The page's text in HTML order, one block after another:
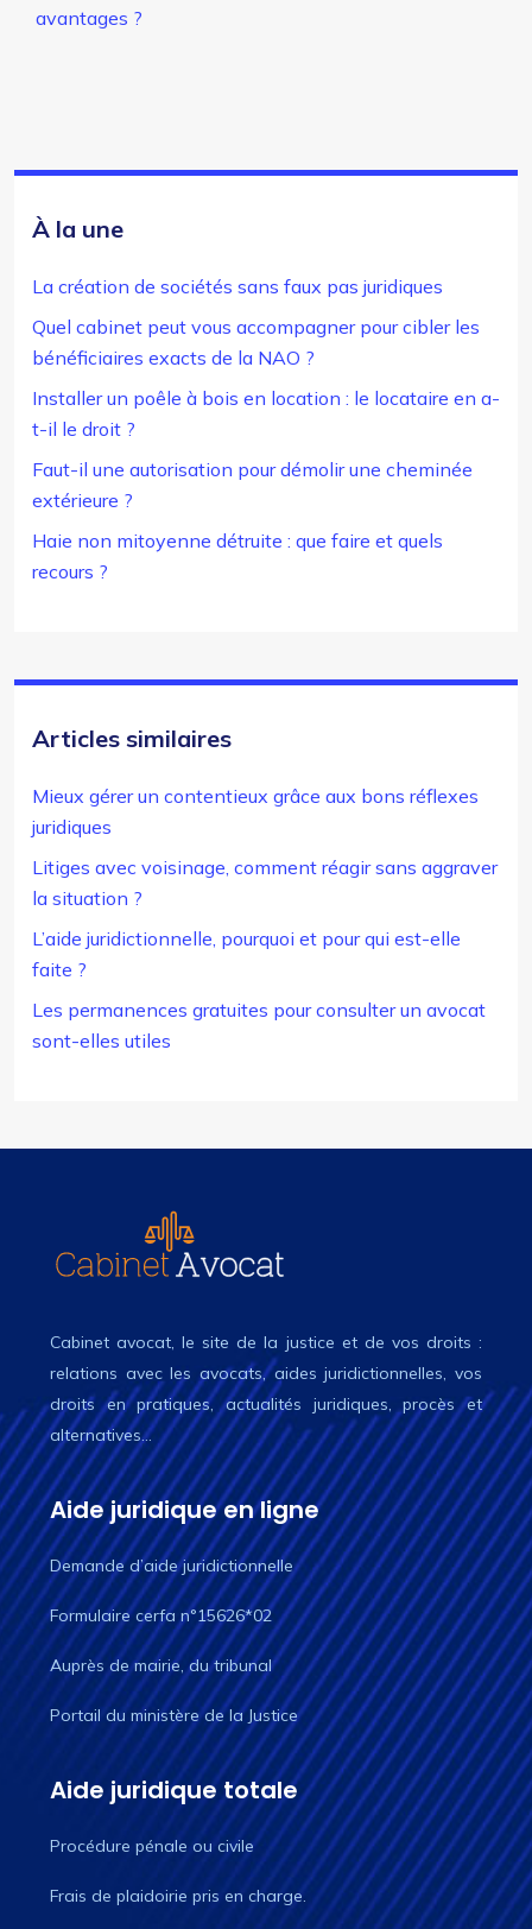
avantages ?
À la une
La création de sociétés sans faux pas juridiques
Quel cabinet peut vous accompagner pour cibler les
bénéficiaires exacts de la NAO ?
Installer un poêle à bois en location : le locataire en a-
t-il le droit ?
Faut-il une autorisation pour démolir une cheminée
extérieure ?
Haie non mitoyenne détruite : que faire et quels
recours ?
Articles similaires
Mieux gérer un contentieux grâce aux bons réflexes
juridiques
Litiges avec voisinage, comment réagir sans aggraver
la situation ?
L’aide juridictionnelle, pourquoi et pour qui est-elle
faite ?
Les permanences gratuites pour consulter un avocat
sont-elles utiles
Cabinet avocat, le site de la justice et de vos droits :
relations avec les avocats, aides juridictionnelles, vos
droits en pratiques, actualités juridiques, procès et
alternatives…
Aide juridique en ligne
Demande d’aide juridictionnelle
Formulaire cerfa n°15626*02
Auprès de mairie, du tribunal
Portail du ministère de la Justice
Aide juridique totale
Procédure pénale ou civile
Frais de plaidoirie pris en charge.